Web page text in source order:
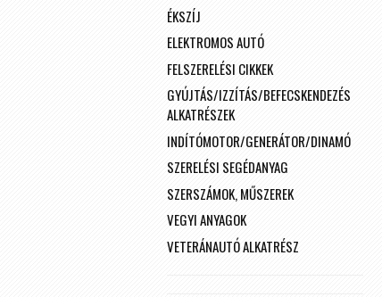
ÉKSZÍJ
ELEKTROMOS AUTÓ
FELSZERELÉSI CIKKEK
GYÚJTÁS/IZZÍTÁS/BEFECSKENDEZÉS
ALKATRÉSZEK
INDÍTÓMOTOR/GENERÁTOR/DINAMÓ
SZERELÉSI SEGÉDANYAG
SZERSZÁMOK, MŰSZEREK
VEGYI ANYAGOK
VETERÁNAUTÓ ALKATRÉSZ